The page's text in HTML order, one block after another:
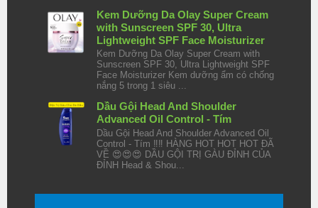
Kem Dưỡng Da Olay Super Cream
with Sunscreen SPF 30, Ultra
Lightweight SPF Face Moisturizer
Kem Dưỡng Da Olay Super Cream with
Sunscreen SPF 30, Ultra Lightweight SPF
Face Moisturizer Kem dưỡng ẩm có chống
nắng 5 trong 1 siêu ...
Dầu Gội Head And Shoulder
Advanced Oil Control - Tím
Dầu Gội Head And Shoulder Advanced Oil
Control - Tím ‼️‼️ HÀNG HOT HOT HOT ĐÃ
VỀ 😍😍😍 DẦU GỘI TRỊ GÀU ĐỈNH CỦA
ĐỈNH Head & Shou...